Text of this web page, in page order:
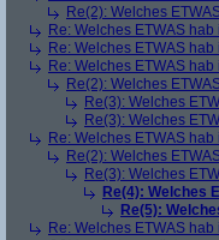
Re(2): Welches
Re: Welches ETWAS
Re: Welches ETWAS
Re: Welches ETWAS
Re(2): Welches
Re(3): Welches
Re(3): Welches
Re: Welches ETWAS
Re(2): Welches
Re(3): Welches
Re(4): Welches
Re(5):
Re: Welches ETWAS